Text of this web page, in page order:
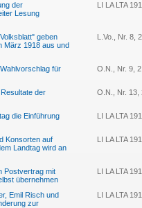
der
Lesung
LI LA LTA
geben
März 1918 aus und
L.Vo., Nr. 8,
für
O.N., Nr. 9,
der
O.N., Nr. 13,
die Einführung
LI LA LTA
Konsorten auf
Landtag wird an
LI LA LTA
Postvertrag mit
übernehmen
LI LA LTA
Emil Risch und
zur
LI LA LTA